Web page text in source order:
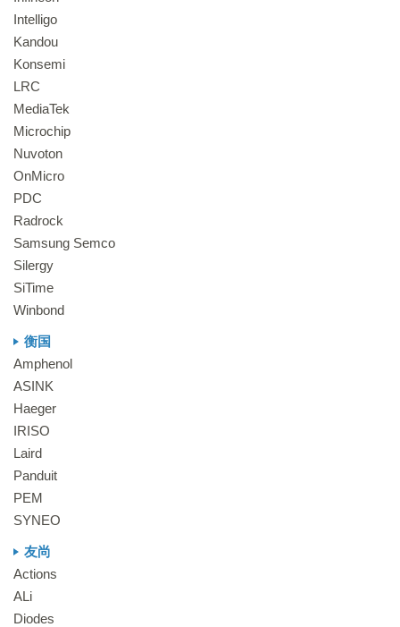
Intelligo
Kandou
Konsemi
LRC
MediaTek
Microchip
Nuvoton
OnMicro
PDC
Radrock
Samsung Semco
Silergy
SiTime
Winbond
衡国
Amphenol
ASINK
Haeger
IRISO
Laird
Panduit
PEM
SYNEO
友尚
Actions
ALi
Diodes